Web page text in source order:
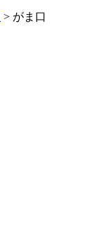
> がま口